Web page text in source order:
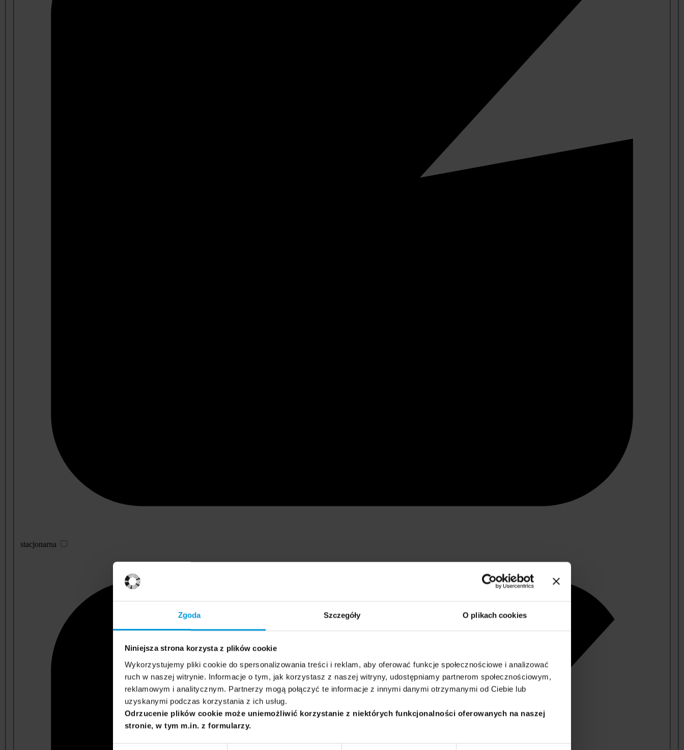
Zgoda Szczegóły O plikach cookies
Niniejsza strona korzysta z plików cookie
Wykorzystujemy pliki cookie do spersonalizowania treści i reklam, aby oferować funkcje społecznościowe i analizować
ruch w naszej witrynie. Informacje o tym, jak korzystasz z naszej witryny, udostępniamy partnerom społecznościowym,
reklamowym i analitycznym. Partnerzy mogą połączyć te informacje z innymi danymi otrzymanymi od Ciebie lub
uzyskanymi podczas korzystania z ich usług.
Odrzucenie plików cookie może uniemożliwić korzystanie z niektórych funkcjonalności oferowanych na naszej
stronie, w tym m.in. z formularzy.
stacjonarna